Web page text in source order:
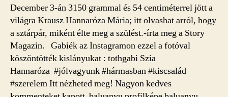
December 3-án 3150 grammal és 54 centiméterrel jött a
világra Krausz Hannaróza Mária; itt olvashat arról, hogy
a sztárpár, miként élte meg a szülést.-írta meg a Story
Magazin. Gabiék az Instagramon ezzel a fotóval
köszöntötték kislányukat : tothgabi Szia
Hannaróza #jólvagyunk #hármasban #kiscsalád
#szerelem Itt nézheted meg! Nagyon kedves